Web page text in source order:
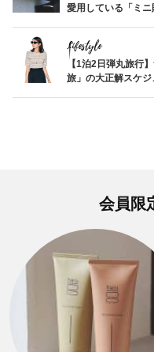
愛用している「ミ
Lifestyle
【1泊2日弾丸旅行
旅」の大正解スケジ
会員限